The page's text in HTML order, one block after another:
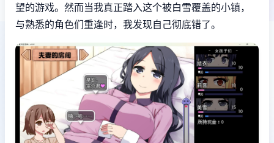
望的游戏​​。然而当我真正踏入这个被白雪覆盖的小镇，
与熟悉的角色们重逢时，我发现自己彻底错了。